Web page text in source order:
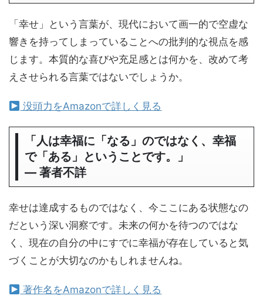
「幸せ」という言葉が、現代において画一的で空虚な
響きを持ってしまっていることへの批判的な視点を感
じます。本質的な喜びや充足感とは何かを、改めて考
えさせられる言葉ではないでしょうか。
没頭力をAmazonで詳しく見る
「人は幸福に「なる」のではなく、幸福
で「ある」ということです。」
― 著者不詳
幸せは達成するものではなく、今ここにある状態なの
だという深い洞察です。未来の何かを待つのではな
く、現在の自分の中にすでに幸福が存在していると気
づくことが大切なのかもしれませんね。
著作名をAmazonで詳しく見る